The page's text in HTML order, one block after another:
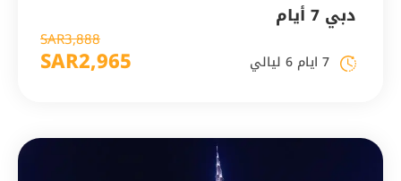
دبي 7 أيام
SAR3,888
SAR2,965 7 ايام 6 ليالي